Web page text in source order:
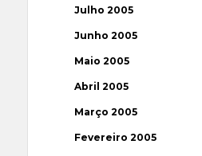
Julho 2005
Junho 2005
Maio 2005
Abril 2005
Março 2005
Fevereiro 2005